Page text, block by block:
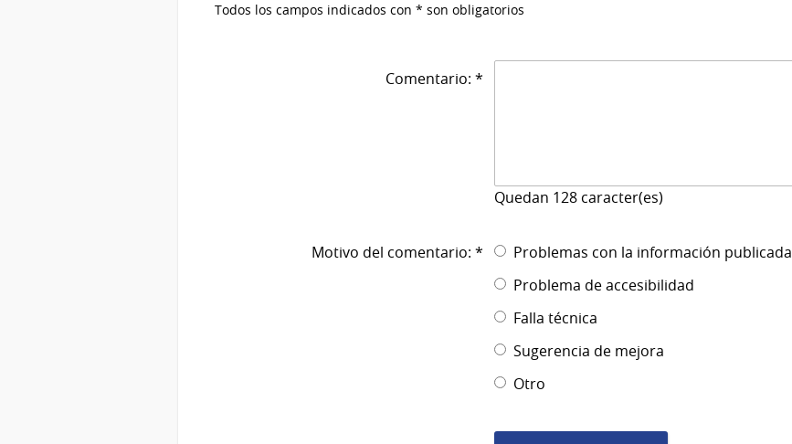
Todos los campos indicados con * son obligatorios
Comentario: *
Quedan 128 caracter(es)
Motivo del comentario: *
Problemas con la información publicada
Problema de accesibilidad
Falla técnica
Sugerencia de mejora
Otro